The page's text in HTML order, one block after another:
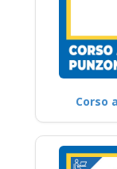
Corso